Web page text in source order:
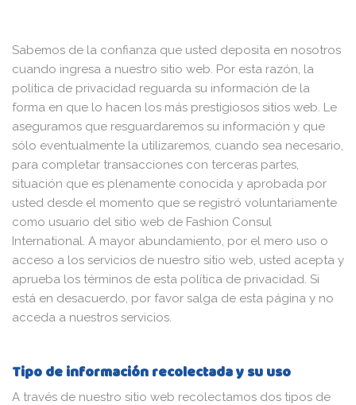
Sabemos de la confianza que usted deposita en nosotros
cuando ingresa a nuestro sitio web. Por esta razón, la
política de privacidad reguarda su información de la
forma en que lo hacen los más prestigiosos sitios web. Le
aseguramos que resguardaremos su información y que
sólo eventualmente la utilizaremos, cuando sea necesario,
para completar transacciones con terceras partes,
situación que es plenamente conocida y aprobada por
usted desde el momento que se registró voluntariamente
como usuario del sitio web de Fashion Consul
International. A mayor abundamiento, por el mero uso o
acceso a los servicios de nuestro sitio web, usted acepta y
aprueba los términos de esta política de privacidad. Si
está en desacuerdo, por favor salga de esta página y no
acceda a nuestros servicios.
Tipo de información recolectada y su uso
A través de nuestro sitio web recolectamos dos tipos de